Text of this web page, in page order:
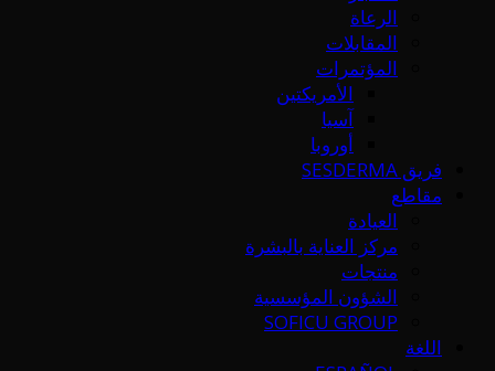
الرعاة
المقابلات
المؤتمرات
الأمريكتين
آسيا
أوروبا
فريق SESDERMA
مقاطع
العيادة
مركز العناية بالبشرة
منتجات
الشؤون المؤسسية
SOFICU GROUP
اللغة